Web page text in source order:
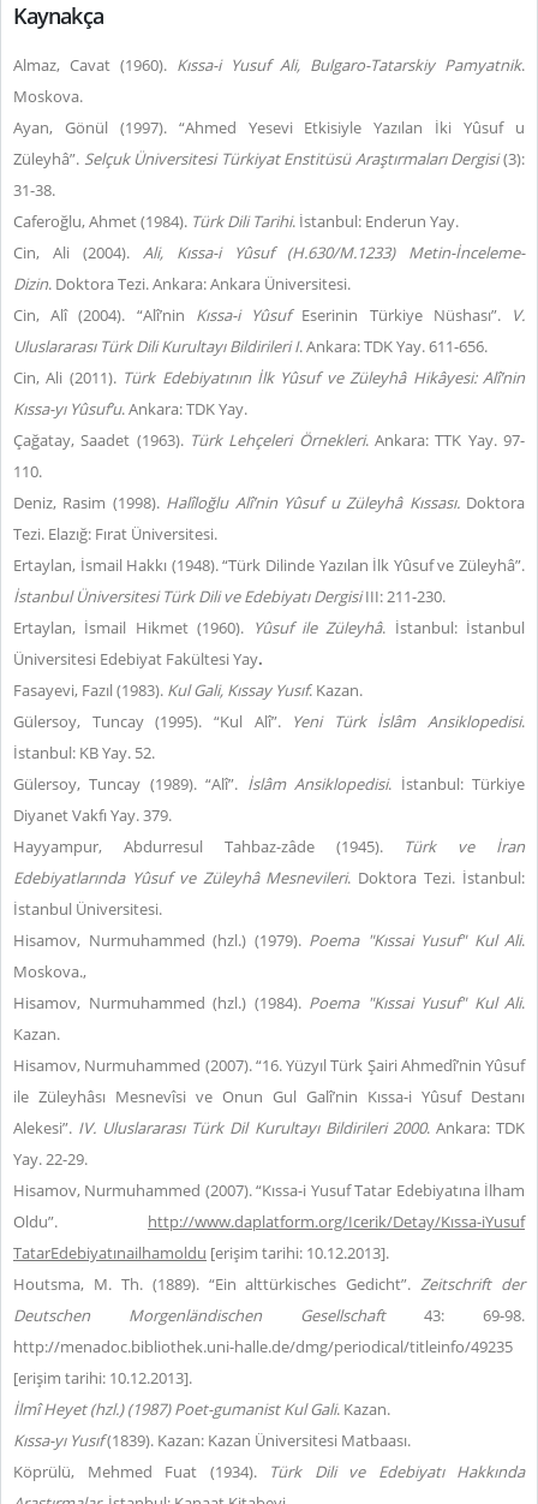
Kaynakça
Almaz, Cavat (1960). Kıssa-i Yusuf Ali, Bulgaro-Tatarskiy Pamyatnik.
Moskova.
Ayan, Gönül (1997). “Ahmed Yesevi Etkisiyle Yazılan İki Yûsuf u
Züleyhâ”. Selçuk Üniversitesi Türkiyat Enstitüsü Araştırmaları Dergisi(3):
31-38.
Caferoğlu, Ahmet (1984). Türk Dili Tarihi. İstanbul: Enderun Yay.
Cin, Ali (2004). Ali, Kıssa-i Yûsuf (H.630/M.1233) Metin-İnceleme-
Dizin. Doktora Tezi. Ankara: Ankara Üniversitesi.
Cin, Alî (2004). “Alî’nin Kıssa-i YûsufEserinin Türkiye Nüshası”.
V.
Uluslararası Türk Dili Kurultayı Bildirileri I. Ankara: TDK Yay. 611-656.
Cin, Ali (2011). Türk Edebiyatının İlk Yûsuf ve Züleyhâ Hikâyesi: Alî’nin
Kıssa-yı Yûsuf’u. Ankara: TDK Yay.
Çağatay, Saadet (1963). Türk Lehçeleri Örnekleri. Ankara: TTK Yay. 97-
110.
Deniz, Rasim (1998). Halîloğlu Alî’nin Yûsuf u Züleyhâ Kıssası. Doktora
Tezi. Elazığ: Fırat Üniversitesi.
Ertaylan, İsmail Hakkı (1948). “Türk Dilinde Yazılan İlk Yûsuf ve Züleyhâ”.
İstanbul Üniversitesi Türk Dili ve Edebiyatı DergisiIII: 211-230.
Ertaylan, İsmail Hikmet (1960). Yûsuf ile Züleyhâ. İstanbul: İstanbul
Üniversitesi Edebiyat Fakültesi Yay.
Fasayevi, Fazıl (1983). Kul Gali, Kıssay Yusıf. Kazan.
Gülersoy, Tuncay (1995). “Kul Alî”.
Yeni Türk İslâm Ansiklopedisi.
İstanbul: KB Yay. 52.
Gülersoy, Tuncay (1989). “Alî”. İslâm Ansiklopedisi. İstanbul: Türkiye
Diyanet Vakfı Yay. 379.
Hayyampur, Abdurresul Tahbaz-zâde (1945). Türk ve İran
Edebiyatlarında Yûsuf ve Züleyhâ Mesnevileri. Doktora Tezi. İstanbul:
İstanbul Üniversitesi.
Hisamov, Nurmuhammed (hzl.) (1979). Poema "Kıssai Yusuf" Kul Ali.
Moskova.,
Hisamov, Nurmuhammed (hzl.) (1984). Poema "Kıssai Yusuf" Kul Ali.
Kazan.
Hisamov, Nurmuhammed (2007). “16. Yüzyıl Türk Şairi Ahmedî’nin Yûsuf
ile Züleyhâsı Mesnevîsi ve Onun Gul Galî’nin Kıssa-i Yûsuf Destanı
Alekesi”. IV. Uluslararası Türk Dil Kurultayı Bildirileri 2000. Ankara: TDK
Yay. 22-29.
Hisamov, Nurmuhammed (2007). “Kıssa-i Yusuf Tatar Edebiyatına İlham
Oldu”. http://www.daplatform.org/Icerik/Detay/Kıssa-iYusuf
TatarEdebiyatınailhamoldu [erişim tarihi: 10.12.2013].
Houtsma, M. Th. (1889). “Ein alttürkisches Gedicht”.Zeitschrift der
Deutschen Morgenländischen Gesellschaft 43: 69-98.
http://menadoc.bibliothek.uni-halle.de/dmg/periodical/titleinfo/49235
[erişim tarihi: 10.12.2013].
İlmî Heyet (hzl.) (1987) Poet-gumanist Kul Gali. Kazan.
Kıssa-yı Yusıf(1839). Kazan: Kazan Üniversitesi Matbaası.
Köprülü, Mehmed Fuat (1934).
Türk Dili ve Edebiyatı Hakkında